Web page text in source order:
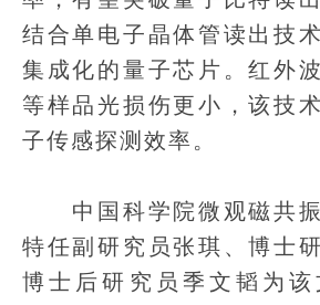
结合单电子晶体管读出技
集成化的量子芯片。红外
等样品光损伤更小，该技
子传感探测效率。
中国科学院微观磁共振
特任副研究员张琪、博士
博士后研究员季文韬为